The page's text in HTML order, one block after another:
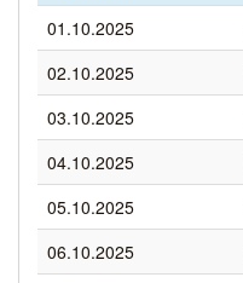
01.10.2025
02.10.2025
03.10.2025
04.10.2025
05.10.2025
06.10.2025